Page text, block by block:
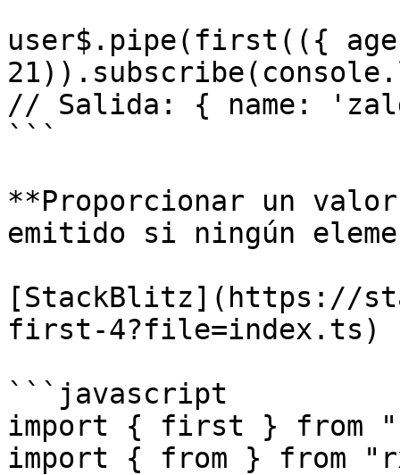
user$.pipe(first(({ age
// Salida: { name:
```
**Proporcionar un
emitido si ningún
[StackBlitz](https://
first-4?file=index.ts)
```javascript
import { first } from
import { from } from